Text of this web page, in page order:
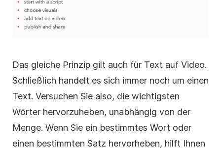
Das gleiche Prinzip gilt auch für Text auf Video.
Schließlich handelt es sich immer noch um einen
Text. Versuchen Sie also, die wichtigsten
Wörter hervorzuheben, unabhängig von der
Menge. Wenn Sie ein bestimmtes Wort oder
einen bestimmten Satz hervorheben, hilft Ihnen